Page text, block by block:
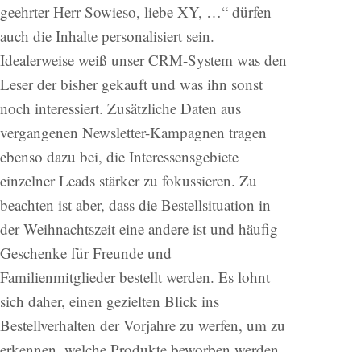
geehrter Herr Sowieso, liebe XY, …“ dürfen
auch die Inhalte personalisiert sein.
Idealerweise weiß unser CRM-System was den
Leser der bisher gekauft und was ihn sonst
noch interessiert. Zusätzliche Daten aus
vergangenen Newsletter-Kampagnen tragen
ebenso dazu bei, die Interessensgebiete
einzelner Leads stärker zu fokussieren. Zu
beachten ist aber, dass die Bestellsituation in
der Weihnachtszeit eine andere ist und häufig
Geschenke für Freunde und
Familienmitglieder bestellt werden. Es lohnt
sich daher, einen gezielten Blick ins
Bestellverhalten der Vorjahre zu werfen, um zu